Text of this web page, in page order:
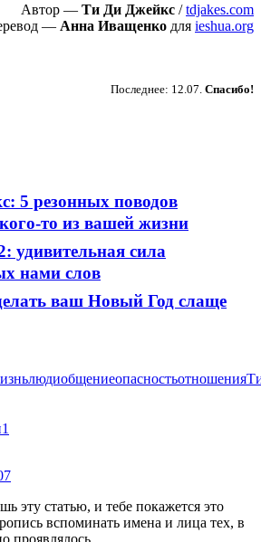
Автор — Ти Ди Джейкс /tdjakes.com
— Анна Иващенко для ieshua.org
Последнее: 12.07. Спасибо!
5 резонных поводов
то из вашей жизни
удивительная сила
нами слов
ваш Новый Год слаще
людиобщениеопасностьотношения
1
эту статью, и тебе покажется это
вспоминать имена и лица тех, в
проявлялось.